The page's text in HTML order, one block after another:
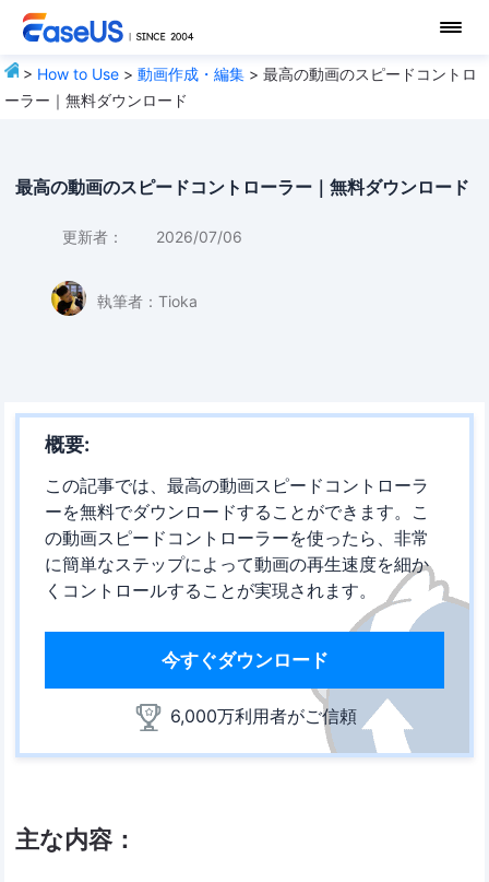
> How to Use >動画作成・編集 > 最高の動画のスピードコントロ
ーラー｜無料ダウンロード
最高の動画のスピードコントローラー｜無料ダウンロード
更新者： 2026/07/06
執筆者： Tioka
概要:
この記事では、最高の動画スピードコントローラ
ーを無料でダウンロードすることができます。こ
の動画スピードコントローラーを使ったら、非常
に簡単なステップによって動画の再生速度を細か
くコントロールすることが実現されます。
今すぐダウンロード
6,000万利用者がご信頼
主な内容：